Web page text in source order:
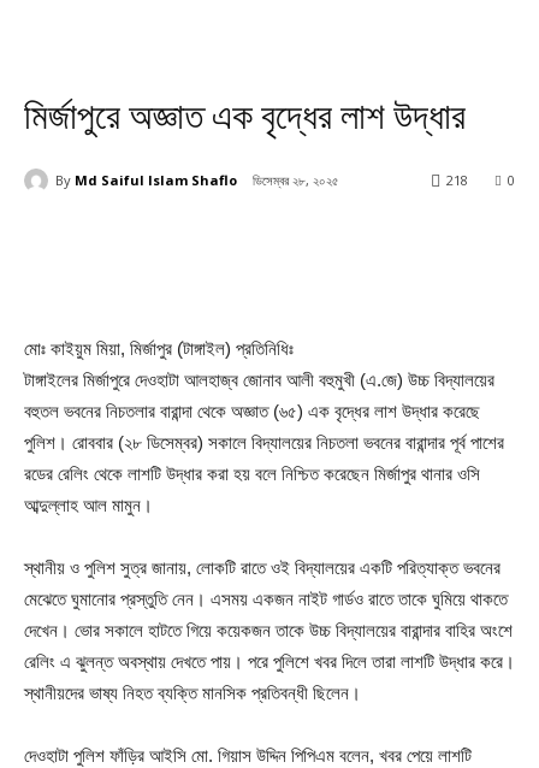
মির্জাপুরে অজ্ঞাত এক বৃদ্ধের লাশ উদ্ধার
By Md Saiful Islam Shaflo ডিসেম্বর ২৮, ২০২৫ 0
218
মোঃ কাইয়ুম মিয়া, মির্জাপুর (টাঙ্গাইল) প্রতিনিধিঃ
টাঙ্গাইলের মির্জাপুরে দেওহাটা আলহাজ্ব জোনাব আলী বহুমুখী (এ.জে) উচ্চ বিদ্যালয়ের
বহুতল ভবনের নিচতলার বারান্দা থেকে অজ্ঞাত (৬৫) এক বৃদ্ধের লাশ উদ্ধার করেছে
পুলিশ। রোববার (২৮ ডিসেম্বর) সকালে বিদ্যালয়ের নিচতলা ভবনের বারান্দার পূর্ব পাশের
রডের রেলিং থেকে লাশটি উদ্ধার করা হয় বলে নিশ্চিত করেছেন মির্জাপুর থানার ওসি
আব্দুল্লাহ আল মামুন।
স্থানীয় ও পুলিশ সুত্র জানায়, লোকটি রাতে ওই বিদ্যালয়ের একটি পরিত্যাক্ত ভবনের
মেঝেতে ঘুমানোর প্রস্তুতি নেন। এসময় একজন নাইট গার্ডও রাতে তাকে ঘুমিয়ে থাকতে
দেখেন। ভোর সকালে হাটতে গিয়ে কয়েকজন তাকে উচ্চ বিদ্যালয়ের বারান্দার বাহির অংশে
রেলিং এ ঝুলন্ত অবস্থায় দেখতে পায়। পরে পুলিশে খবর দিলে তারা লাশটি উদ্ধার করে।
স্থানীয়দের ভাষ্য নিহত ব্যক্তি মানসিক প্রতিবন্ধী ছিলেন।
দেওহাটা পুলিশ ফাঁড়ির আইসি মো. গিয়াস উদ্দিন পিপিএম বলেন, খবর পেয়ে লাশটি